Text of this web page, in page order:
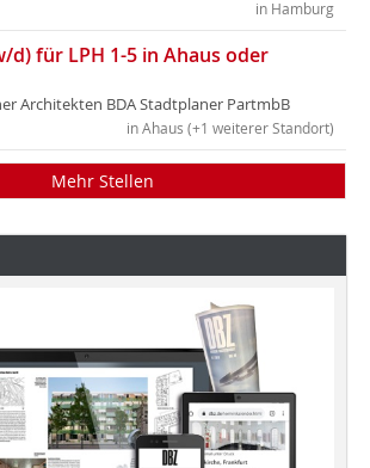
in Hamburg
für LPH 1-5 in Ahaus oder
Architekten BDA Stadtplaner PartmbB
in Ahaus (+1 weiterer Standort)
Mehr Stellen